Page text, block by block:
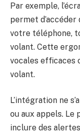
Par exemple,
permet
votre téléphone,
volant. Cette
vocales efficaces
volant.
L’intégration ne
ou aux appels.
inclure des